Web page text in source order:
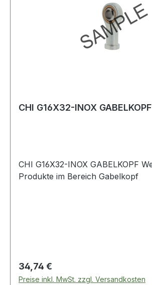
CHI G16X32-INOX GABELKOPF
CHI G16X32-INOX GABELKOPF Weitere
Produkte im Bereich Gabelkopf
Regulärer Preis:
34,74 €
Preise inkl. MwSt. zzgl. Versandkosten